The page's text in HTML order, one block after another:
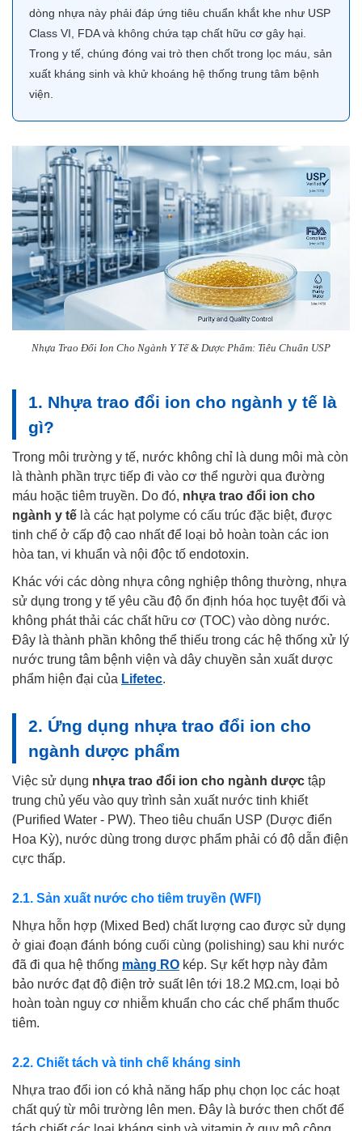
dòng nhựa này phải đáp ứng tiêu chuẩn khắt khe như USP
Class VI, FDA và không chứa tạp chất hữu cơ gây hại.
Trong y tế, chúng đóng vai trò then chốt trong lọc máu, sản
xuất kháng sinh và khử khoáng hệ thống trung tâm bệnh
viện.
Nhựa Trao Đổi Ion Cho Ngành Y Tế & Dược Phẩm: Tiêu Chuẩn USP
1. Nhựa trao đổi ion cho ngành y tế là
gì?
Trong môi trường y tế, nước không chỉ là dung môi mà còn
là thành phần trực tiếp đi vào cơ thể người qua đường
máu hoặc tiêm truyền. Do đó, nhựa trao đổi ion cho
ngành y tế là các hạt polyme có cấu trúc đặc biệt, được
tinh chế ở cấp độ cao nhất để loại bỏ hoàn toàn các ion
hòa tan, vi khuẩn và nội độc tố endotoxin.
Khác với các dòng nhựa công nghiệp thông thường, nhựa
sử dụng trong y tế yêu cầu độ ổn định hóa học tuyệt đối và
không phát thải các chất hữu cơ (TOC) vào dòng nước.
Đây là thành phần không thể thiếu trong các hệ thống xử lý
nước trung tâm bệnh viện và dây chuyền sản xuất dược
phẩm hiện đại của Lifetec.
2. Ứng dụng nhựa trao đổi ion cho
ngành dược phẩm
Việc sử dụng nhựa trao đổi ion cho ngành dược tập
trung chủ yếu vào quy trình sản xuất nước tinh khiết
(Purified Water - PW). Theo tiêu chuẩn USP (Dược điển
Hoa Kỳ), nước dùng trong dược phẩm phải có độ dẫn điện
cực thấp.
2.1. Sản xuất nước cho tiêm truyền (WFI)
Nhựa hỗn hợp (Mixed Bed) chất lượng cao được sử dụng
ở giai đoạn đánh bóng cuối cùng (polishing) sau khi nước
đã đi qua hệ thống màng RO kép. Sự kết hợp này đảm
bảo nước đạt độ điện trở suất lên tới 18.2 MΩ.cm, loại bỏ
hoàn toàn nguy cơ nhiễm khuẩn cho các chế phẩm thuốc
tiêm.
2.2. Chiết tách và tinh chế kháng sinh
Nhựa trao đổi ion có khả năng hấp phụ chọn lọc các hoạt
chất quý từ môi trường lên men. Đây là bước then chốt để